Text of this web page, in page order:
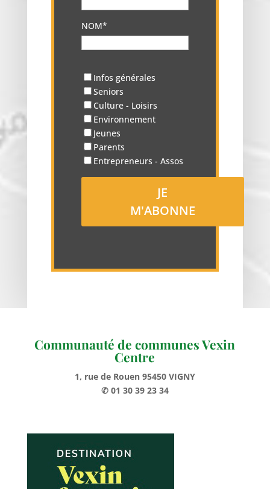
NOM*
Infos générales
Seniors
Culture - Loisirs
Environnement
Jeunes
Parents
Entrepreneurs - Assos
Communauté de communes Vexin
Centre
1, rue de Rouen 95450 VIGNY
✆ 01 30 39 23 34